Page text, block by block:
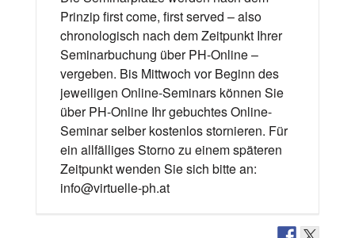
Prinzip first come, first served – also
chronologisch nach dem Zeitpunkt Ihrer
Seminarbuchung über PH-Online –
vergeben. Bis Mittwoch vor Beginn des
jeweiligen Online-Seminars können Sie
über PH-Online Ihr gebuchtes Online-
Seminar selber kostenlos stornieren. Für
ein allfälliges Storno zu einem späteren
Zeitpunkt wenden Sie sich bitte an:
info@virtuelle-ph.at